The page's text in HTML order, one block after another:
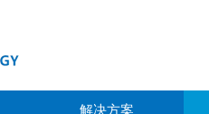
解决方案